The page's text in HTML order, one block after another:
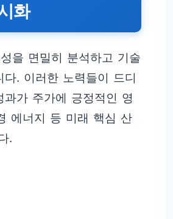
화
을 면밀히 분석하고 기술
. 이러한 노력들이 드디
가 주가에 긍정적인 영
에너지 등 미래 핵심 산
.